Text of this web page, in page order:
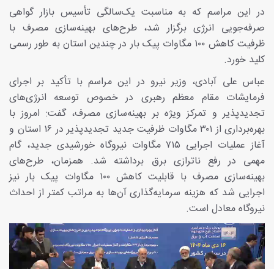
در این مراسم که به مناسبت یک‌سالگی تأسیس بازار گواهی
صرفه‌جویی انرژی برگزار شد، طرح‌های بهینه‌سازی مصرف با
ظرفیت کاهش ۱۰۰ مگاوات پیک بار در چندین استان به طور رسمی
کلید خورد.
عباس علی آبادی، وزیر نیرو در این مراسم با تأکید بر اجرای
فرمایشات مقام معظم رهبری در خصوص توسعه انرژی‌های
تجدیدپذیر و تمرکز ویژه بر بهینه‌سازی مصرف، گفت: امروز با
بهره‌برداری از ۳۰۱ مگاوات ظرفیت جدید تجدیدپذیر در ۱۶ استان و
آغاز عملیات اجرایی ۷۱۵ مگاوات نیروگاه خورشیدی جدید، گام
مهمی در رفع ناترازی برق برداشته شد. همزمان، طرح‌های
بهینه‌سازی مصرف با قابلیت کاهش ۱۰۰ مگاوات پیک بار نیز
اجرایی شد که هزینه سرمایه‌گذاری آن‌ها به مراتب کمتر از احداث
نیروگاه معادل است.